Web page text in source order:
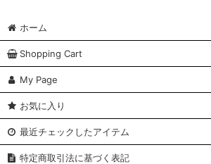
ホーム
Shopping Cart
My Page
お気に入り
最近チェックしたアイテム
特定商取引法に基づく表記